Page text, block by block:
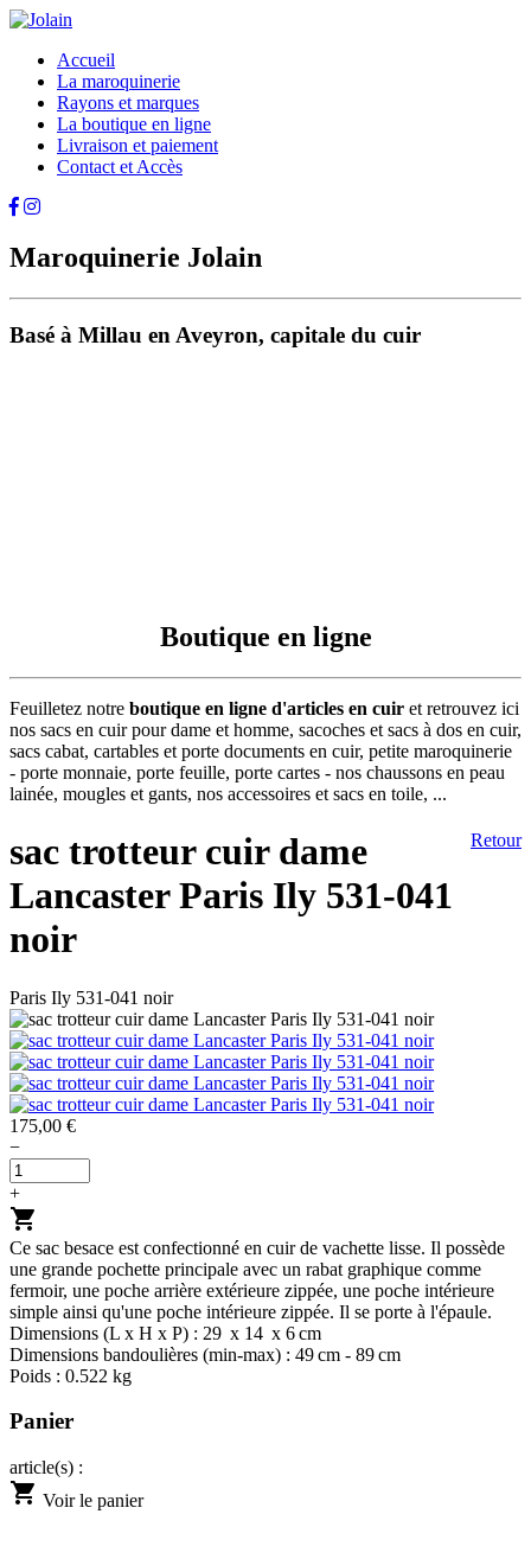
Accueil
La maroquinerie
Rayons et marques
La boutique en ligne
Livraison et paiement
Contact et Accès
Maroquinerie Jolain
Basé à Millau en Aveyron, capitale du cuir
Boutique en ligne
Feuilletez notre boutique en ligne d'articles en cuir et retrouvez ici
nos sacs en cuir pour dame et homme, sacoches et sacs à dos en cuir,
sacs cabat, cartables et porte documents en cuir, petite maroquinerie
- porte monnaie, porte feuille, porte cartes - nos chaussons en peau
lainée, mougles et gants, nos accessoires et sacs en toile, ...
Retour
sac trotteur cuir dame
Lancaster Paris Ily 531-041
noir
Paris Ily 531-041 noir
175,00 €
−
+
shopping_cart
Ce sac besace est confectionné en cuir de vachette lisse. Il possède
une grande pochette principale avec un rabat graphique comme
fermoir, une poche arrière extérieure zippée, une poche intérieure
simple ainsi qu'une poche intérieure zippée. Il se porte à l'épaule.
Dimensions (L x H x P) : 29 x 14 x 6 cm
Dimensions bandoulières (min-max) : 49 cm - 89 cm
Poids : 0.522 kg
Panier
article(s) :
shopping_cart Voir le panier